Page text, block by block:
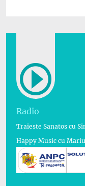
Radio
Traieste Sanatos cu
Happy Music cu